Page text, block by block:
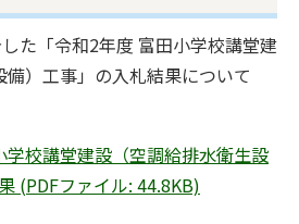
た「令和2年度 富田小学校講堂建
）工事」の入札結果について
学校講堂建設（空調給排水衛生設
(PDFファイル: 44.8KB)